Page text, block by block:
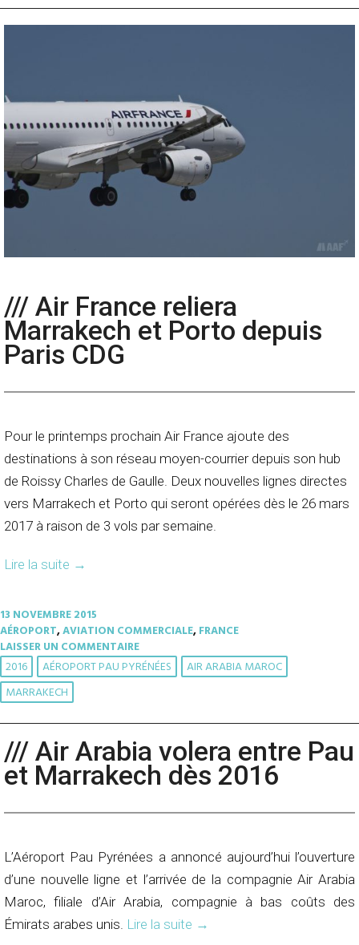
/// Air France reliera
Marrakech et Porto depuis
Paris CDG
Pour le printemps prochain Air France ajoute des
destinations à son réseau moyen-courrier depuis son hub
de Roissy Charles de Gaulle. Deux nouvelles lignes directes
vers Marrakech et Porto qui seront opérées dès le 26 mars
2017 à raison de 3 vols par semaine.
Lire la suite →
13 NOVEMBRE 2015
AÉROPORT,AVIATION COMMERCIALE,FRANCE
LAISSER UN COMMENTAIRE
2016 AÉROPORT PAU PYRÉNÉES
AIR ARABIA MAROC
MARRAKECH
/// Air Arabia volera entre Pau
et Marrakech dès 2016
L’Aéroport Pau Pyrénées a annoncé aujourd’hui l’ouverture
d’une nouvelle ligne et l’arrivée de la compagnie Air Arabia
Maroc, filiale d’Air Arabia, compagnie à bas coûts des
Émirats arabes unis. Lire la suite →